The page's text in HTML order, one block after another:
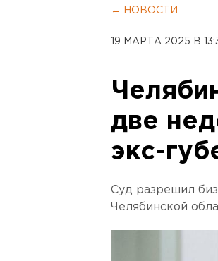
Челябинск
← НОВОСТИ
19 МАРТА 2025 В
две
экс-
Суд разрешил
Челябинской